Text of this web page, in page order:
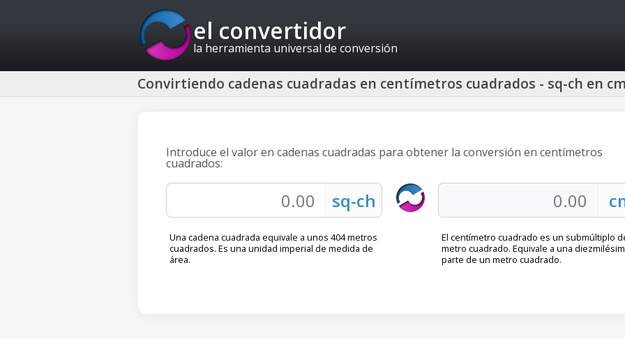
el convertidor
la herramienta universal de conversión
Convirtiendo cadenas cuadradas en centímetros cuadrados - sq-ch en
Introduce el valor en cadenas cuadradas para obtener la conversión en centímetros
cuadrados:
Una cadena cuadrada equivale a unos 404 metros
cuadrados. Es una unidad imperial de medida de
área.
El centímetro cuadrado es un submúltiplo
metro cuadrado. Equivale a una
parte de un metro cuadrado.